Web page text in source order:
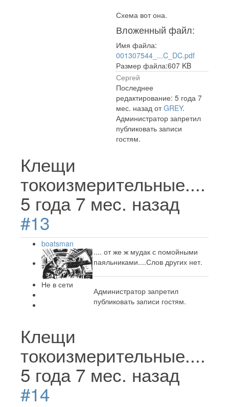
Схема вот она.
Вложенный файл:
Имя файла:
001307544_...C_DC.pdf
Размер файла:607 KB
Сергей
Последнее
редактирование: 5 года 7
мес. назад отGREY.
Администратор запретил
публиковать записи
гостям.
Клещи
токоизмерительные....
5 года 7 мес. назад
#13
boatsman
Не в сети
.... от же ж мудак с помойными
паяльниками....Слов других нет.
Администратор запретил
публиковать записи гостям.
Клещи
токоизмерительные....
5 года 7 мес. назад
#14